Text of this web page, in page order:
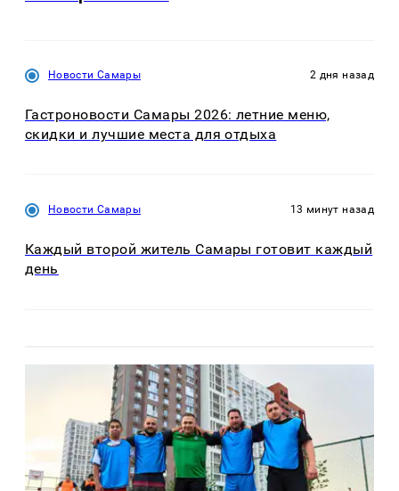
Новости Самары 2 дня назад
Гастроновости Самары 2026: летние меню,
скидки и лучшие места для отдыха
Новости Самары 13 минут назад
Каждый второй житель Самары готовит каждый
день